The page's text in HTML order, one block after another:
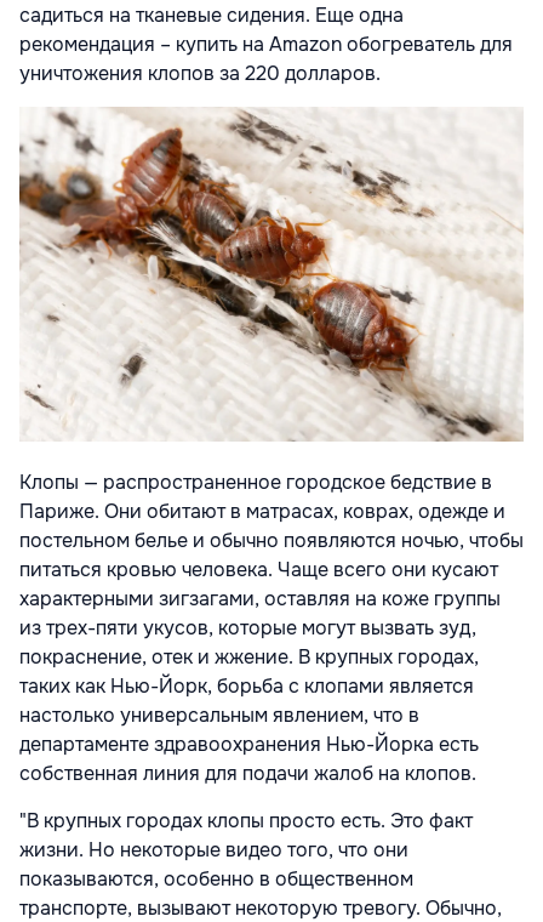
садиться на тканевые сидения. Еще одна
рекомендация – купить на Amazon обогреватель для
уничтожения клопов за 220 долларов.
Клопы — распространенное городское бедствие в
Париже. Они обитают в матрасах, коврах, одежде и
постельном белье и обычно появляются ночью, чтобы
питаться кровью человека. Чаще всего они кусают
характерными зигзагами, оставляя на коже группы
из трех-пяти укусов, которые могут вызвать зуд,
покраснение, отек и жжение. В крупных городах,
таких как Нью-Йорк, борьба с клопами является
настолько универсальным явлением, что в
департаменте здравоохранения Нью-Йорка есть
собственная линия для подачи жалоб на клопов.
"В крупных городах клопы просто есть. Это факт
жизни. Но некоторые видео того, что они
показываются, особенно в общественном
транспорте, вызывают некоторую тревогу. Обычно,